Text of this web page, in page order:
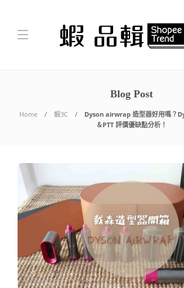
Blog Post
Home 蝦3C
Dyson airwrap 造型器好用嗎？
＆PTT 評價優缺點分析！